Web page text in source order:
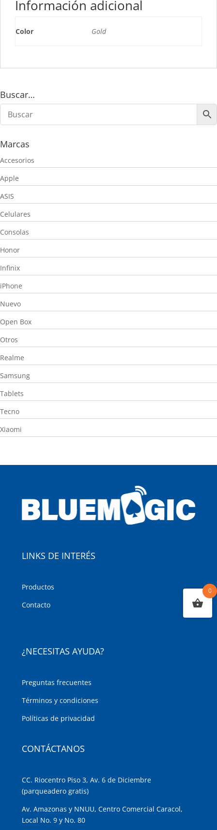
Información adicional
Color Gold
Buscar…
Marcas
Accesorios
Apple
ASIS
Celulares
Consolas
Honor
Infinix
iPhone
Nuevo
Open Box
Otros
Realme
Samsung
Tablets
Tecno
Xiaomi
LINKS DE INTERÉS
Productos
Contacto
¿NECESITAS AYUDA?
Preguntas frecuentes
Términos y condiciones
Políticas de privacidad
CONTÁCTANOS
CC. Riocentro Piso 3, Av. 6 de Diciembre
(parqueadero gratis)
Av. Amazonas y NNUU, Centro Comercial Caracol,
Local No. 9 y No. 80
0